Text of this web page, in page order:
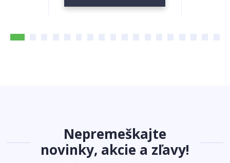
Nepremeškajte
novinky, akcie a zľavy!